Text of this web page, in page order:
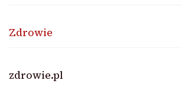
Zdrowie
zdrowie.pl